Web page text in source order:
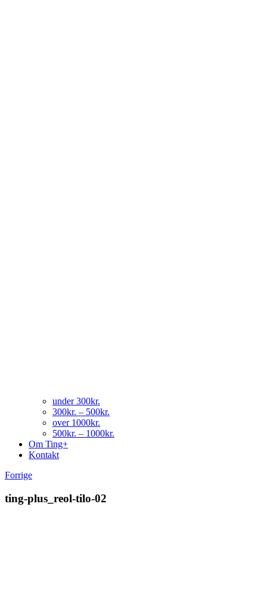
under 300kr.
300kr. – 500kr.
over 1000kr.
500kr. – 1000kr.
Om Ting+
Kontakt
Forrige
ting-plus_reol-tilo-02